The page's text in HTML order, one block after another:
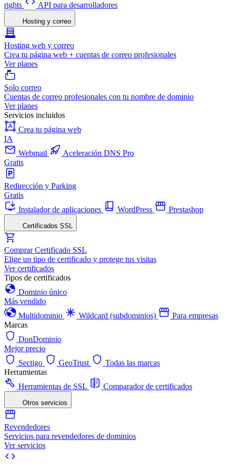
rights
API para desarrolladores
Hosting y correo
Hosting web y correo
Crea tu página web + cuentas de correo profesionales
Ver planes
Solo correo
Cuentas de correo profesionales con tu nombre de dominio
Ver planes
Servicios incluidos
Crea tu página web
IA
Webmail
Aceleración DNS Pro
Gratis
Redirección y Parking
Gratis
Instalador de aplicaciones
WordPress Prestashop
Certificados SSL
Comprar Certificado SSL
Elige un tipo de certificado y protege tus visitas
Ver certificados
Tipos de certificados
Dominio único
Más vendido
Multidominio
Wildcard (subdominios)
Para empresas
Marcas
DonDominio
Mejor precio
Sectigo
GeoTrust
Todas las marcas
Herramientas
Herramientas de SSL
Comparador de certificados
Otros servicios
Revendedores
Servicios para revendedores de dominios
Ver servicios